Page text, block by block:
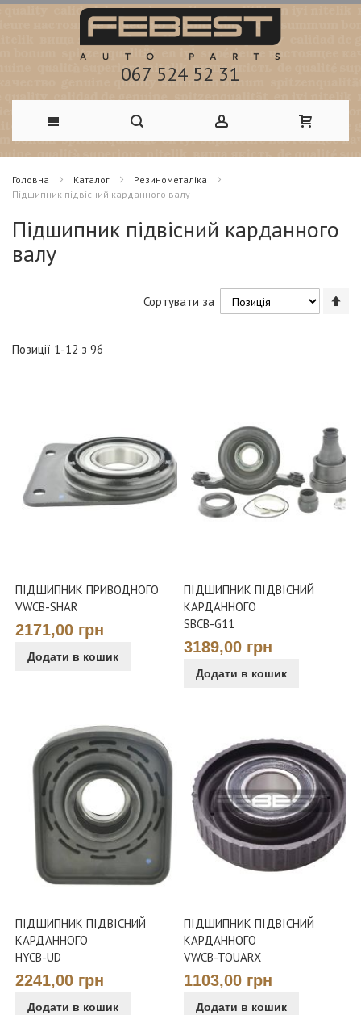
067 524 52 31
Skip
to
Головна Каталог
Резинометаліка
Підшипник підвісний карданного валу
Підшипник підвісний карданного
валу
Позиції 1-12 з 96
Сортувати за
ПІДШИПНИК ПРИВОДНОГО
VWCB-SHAR
2171,00 грн
Додати в кошик
ПІДШИПНИК ПІДВІСНИЙ
КАРДАННОГО
SBCB-G11
3189,00 грн
Додати в кошик
ПІДШИПНИК ПІДВІСНИЙ
КАРДАННОГО
HYCB-UD
2241,00 грн
Додати в кошик
ПІДШИПНИК ПІДВІСНИЙ
КАРДАННОГО
VWCB-TOUARX
1103,00 грн
Додати в кошик